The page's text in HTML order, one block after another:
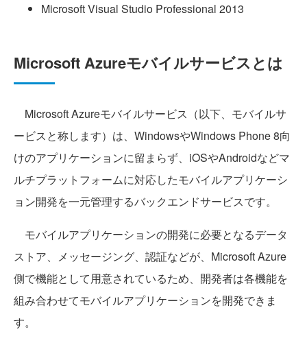
Microsoft Visual Studio Professional 2013
Microsoft Azureモバイルサービスとは
Microsoft Azureモバイルサービス（以下、モバイルサ
ービスと称します）は、WindowsやWindows Phone 8向
けのアプリケーションに留まらず、iOSやAndroidなどマ
ルチプラットフォームに対応したモバイルアプリケーシ
ョン開発を一元管理するバックエンドサービスです。
モバイルアプリケーションの開発に必要となるデータ
ストア、メッセージング、認証などが、Microsoft Azure
側で機能として用意されているため、開発者は各機能を
組み合わせてモバイルアプリケーションを開発できま
す。